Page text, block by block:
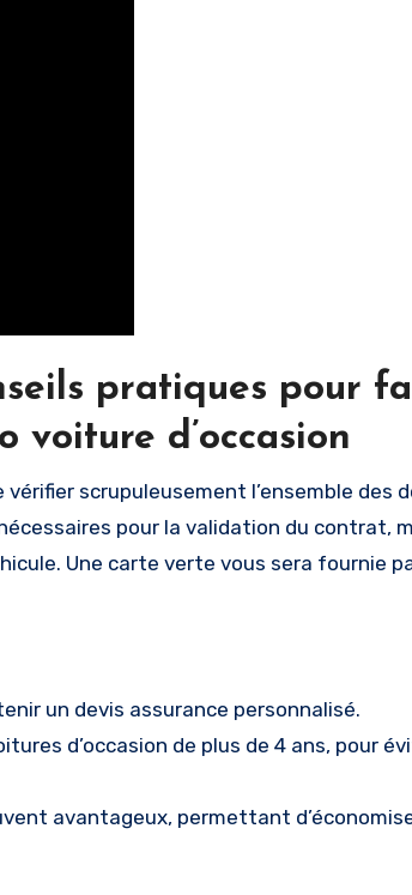
pratiques pour
voiture d’occasion
scrupuleusement l’ensemble des
pour la validation du contrat,
Une carte verte vous sera fournie
un devis assurance personnalisé.
d’occasion de plus de 4 ans, pour
avantageux, permettant